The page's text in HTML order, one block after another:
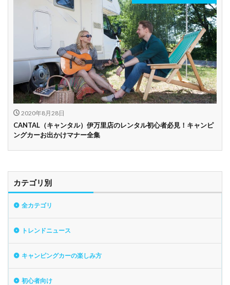
2020年8月28日
CANTAL（キャンタル）伊万里店のレンタル初心者必見！キャンピ
ングカーお出かけマナー全集
カテゴリ別
全カテゴリ
トレンドニュース
キャンピングカーの楽しみ方
初心者向け